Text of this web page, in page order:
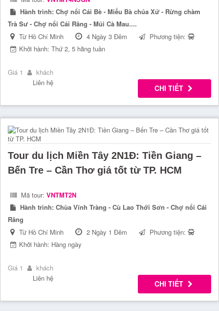
Hành trình: Chợ nổi Cái Bè - Miếu Bà chúa Xứ - Rừng chàm
Trà Sư - Chợ nổi Cái Răng - Mũi Cà Mau....
Từ Hồ Chí Minh
4 Ngày 3 Đêm
Phương tiện:
Khởi hành: Thứ 2, 5 hằng tuần
Giá 1
khách
Liên hệ
CHI TIẾT
Tour du lịch Miền Tây 2N1Đ: Tiền Giang –
Bến Tre – Cần Thơ giá tốt từ TP. HCM
Mã tour: VNTMT2N
Hành trình: Chùa Vĩnh Tràng - Cù Lao Thới Sơn - Chợ nổi Cái
Răng
Từ Hồ Chí Minh
2 Ngày 1 Đêm
Phương tiện:
Khởi hành: Hàng ngày
Giá 1
khách
Liên hệ
CHI TIẾT